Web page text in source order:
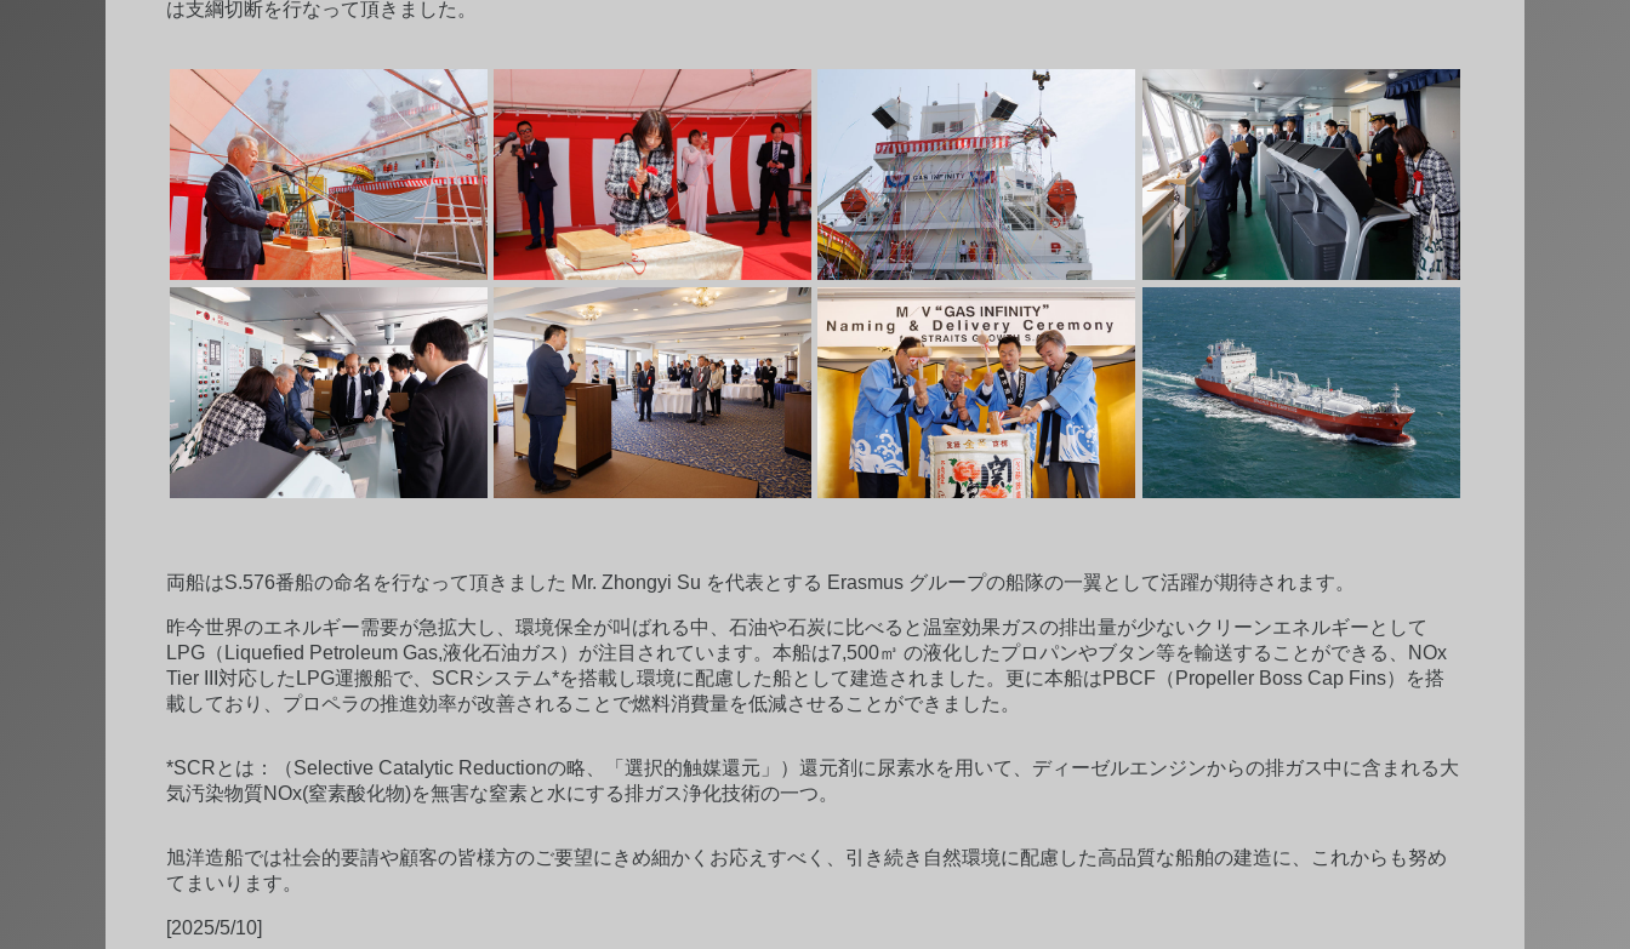
は支綱切断を行なって頂きました。
両船はS.576番船の命名を行なって頂きました Mr. Zhongyi Su を代表とする Erasmus グループの船隊の一翼として活躍が期待されます。
昨今世界のエネルギー需要が急拡大し、環境保全が叫ばれる中、石油や石炭に比べると温室効果ガスの排出量が少ないクリーンエネルギーとして
LPG（Liquefied Petroleum Gas,液化石油ガス）が注目されています。本船は7,500㎥ の液化したプロパンやブタン等を輸送することができる、NOx
Tier III対応したLPG運搬船で、SCRシステム*を搭載し環境に配慮した船として建造されました。更に本船はPBCF（Propeller Boss Cap Fins）を搭
載しており、プロペラの推進効率が改善されることで燃料消費量を低減させることができました。
*SCRとは：（Selective Catalytic Reductionの略、「選択的触媒還元」）還元剤に尿素水を用いて、ディーゼルエンジンからの排ガス中に含まれる大
気汚染物質NOx(窒素酸化物)を無害な窒素と水にする排ガス浄化技術の一つ。
旭洋造船では社会的要請や顧客の皆様方のご要望にきめ細かくお応えすべく、引き続き自然環境に配慮した高品質な船舶の建造に、これからも努め
てまいります。
[2025/5/10]